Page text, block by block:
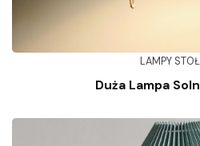
LAMPY
Duża Lampa